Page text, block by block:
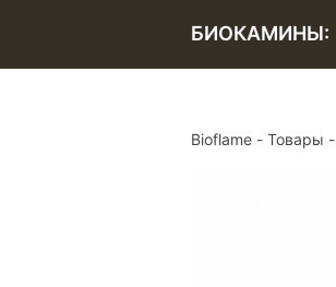
БИОКАМИНЫ:
Bioflame - Товары -